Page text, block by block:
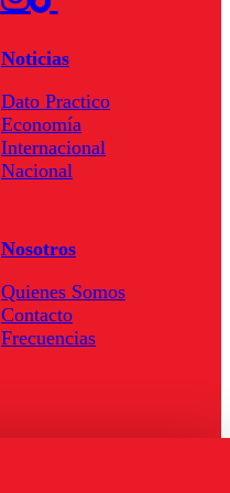
Noticias
Dato Practico
Economía
Internacional
Nacional
Nosotros
Quienes Somos
Contacto
Frecuencias